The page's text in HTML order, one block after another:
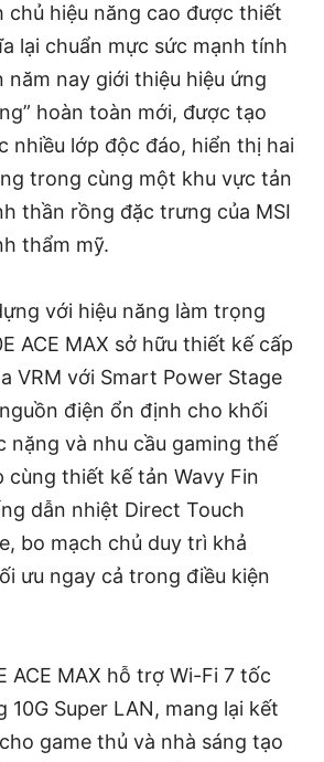
chủ hiệu năng cao được thiết
lại chuẩn mực sức mạnh tính
năm nay giới thiệu hiệu ứng
hoàn toàn mới, được tạo
nhiều lớp độc đáo, hiển thị hai
trong cùng một khu vực tản
thần rồng đặc trưng của MSI
thẩm mỹ.
với hiệu năng làm trọng
ACE MAX sở hữu thiết kế cấp
VRM với Smart Power Stage
điện ổn định cho khối
nặng và nhu cầu gaming thế
cùng thiết kế tản Wavy Fin
dẫn nhiệt Direct Touch
bo mạch chủ duy trì khả
ưu ngay cả trong điều kiện
ACE MAX hỗ trợ Wi-Fi 7 tốc
10G Super LAN, mang lại kết
game thủ và nhà sáng tạo